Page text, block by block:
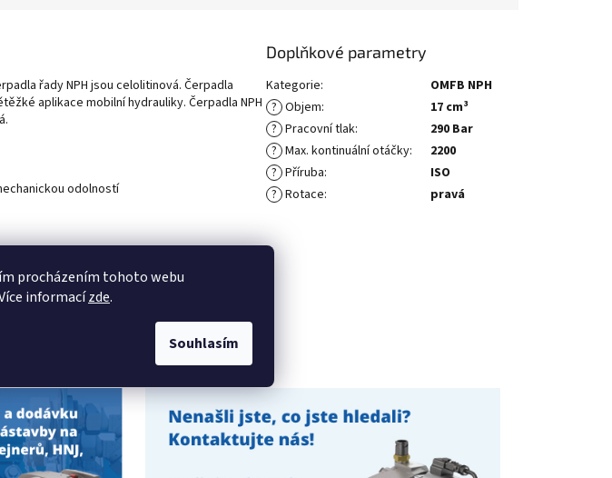
procházením tohoto webu
informacízde.
Souhlasím
řady NPH jsou celolitinová. Čerpadla
aplikace mobilní hydrauliky. Čerpadla NPH
odolností
ot. /min
Doplňkové parametry
Kategorie:
OMFB NPH
? Objem:
17 cm³
? Pracovní tlak:
290 Bar
? Max. kontinuální otáčky:
2200
? Příruba:
ISO
? Rotace: pravá